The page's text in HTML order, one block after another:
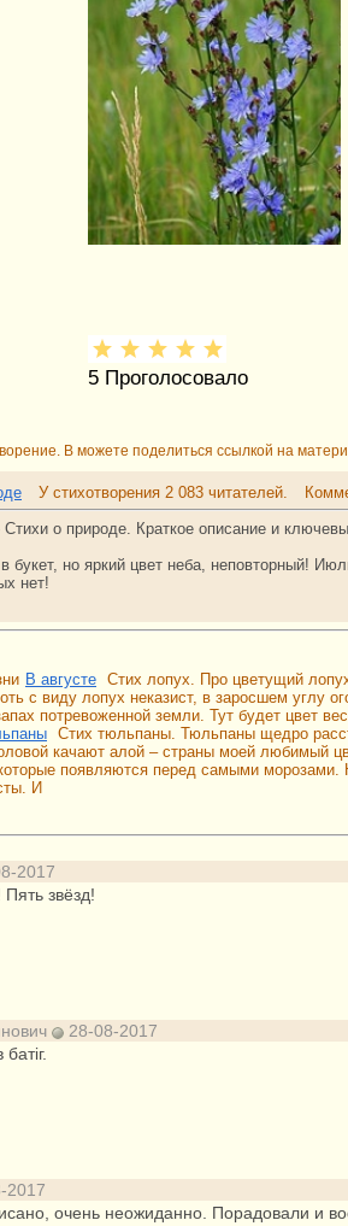
5 Проголосовало
В можете поделиться ссылкой на
У стихотворения 2 083 читателей.
о природе. Краткое описание и
букет, но яркий цвет неба, неповторный!
нет!
В августе Стих лопух. Про цветущий
с виду лопух неказист, в заросшем углу
потревоженной земли. Тут будет цвет
Стих тюльпаны. Тюльпаны щедро
качают алой – страны моей любимый
появляются перед самыми морозами.
И
2017
звёзд!
28-08-2017
2017
очень неожиданно. Порадовали и